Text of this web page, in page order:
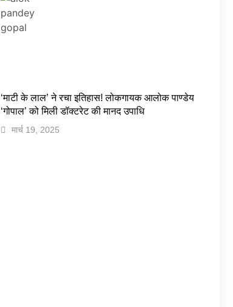
‘माटी के लाल’ ने रचा इतिहास! लोकगायक आलोक पाण्डेय
‘गोपाल’ को मिली डॉक्टरेट की मानद उपाधि
मार्च 19, 2025